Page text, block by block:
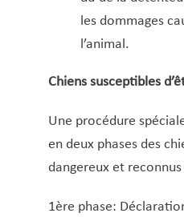
Fiche de retenue d’impôt
Gaz et eau
Inscription à l’école
personnes physiques
Inscription aux
Légalisation de
les dommages
l’animal.
Chiens susceptibles
Une procédure
en deux phases des
dangereux et
1ère phase: